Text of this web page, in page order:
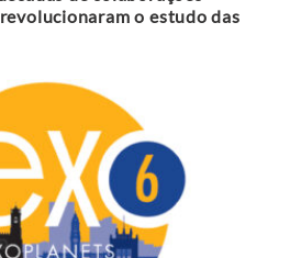
o estudo das